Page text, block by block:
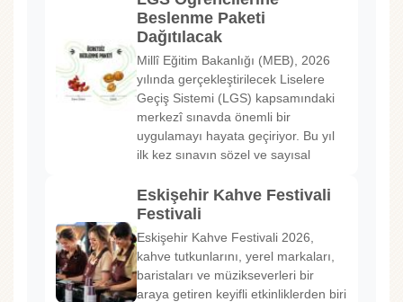
Beslenme Paketi
Dağıtılacak
Millî Eğitim Bakanlığı (MEB), 2026
yılında gerçekleştirilecek Liselere
Geçiş Sistemi (LGS) kapsamındaki
merkezî sınavda önemli bir
uygulamayı hayata geçiriyor. Bu yıl
ilk kez sınavın sözel ve sayısal
Eskişehir Kahve Festivali
Festivali
Eskişehir Kahve Festivali 2026,
kahve tutkunlarını, yerel markaları,
baristaları ve müzikseverleri bir
araya getiren keyifli etkinliklerden biri